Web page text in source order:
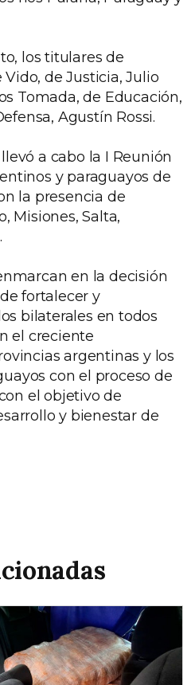
los titulares de
de Justicia, Julio
Tomada, de Educación,
Agustín Rossi.
a cabo la I Reunión
y paraguayos de
la presencia de
Misiones, Salta,
en la decisión
fortalecer y
bilaterales en todos
el creciente
argentinas y los
con el proceso de
el objetivo de
y bienestar de